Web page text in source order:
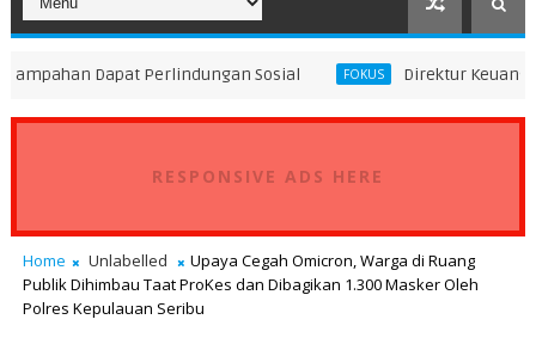
Perlindungan Sosial FOKUS Direktur Keuangan Pelindo
RESPONSIVE ADS HERE
Home Unlabelled
Upaya Cegah Omicron, Warga di Ruang
Publik Dihimbau Taat ProKes dan Dibagikan 1.300 Masker Oleh
Polres Kepulauan Seribu